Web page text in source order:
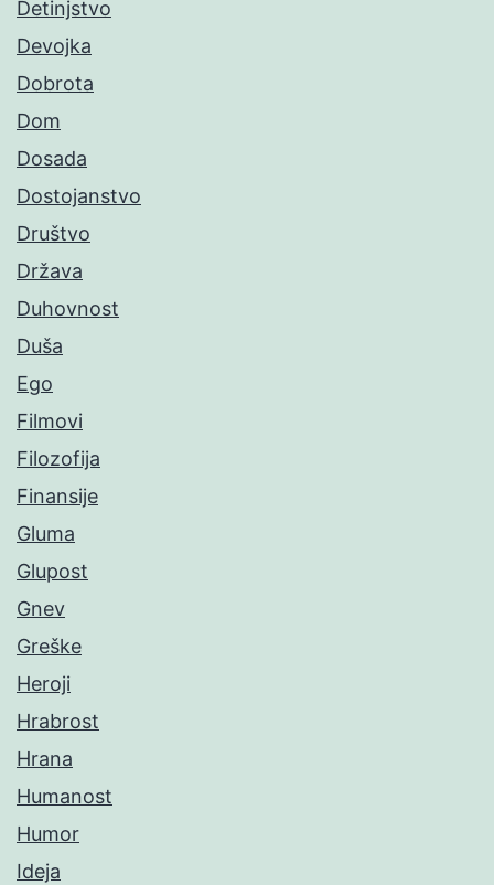
Detinjstvo
Devojka
Dobrota
Dom
Dosada
Dostojanstvo
Društvo
Država
Duhovnost
Duša
Ego
Filmovi
Filozofija
Finansije
Gluma
Glupost
Gnev
Greške
Heroji
Hrabrost
Hrana
Humanost
Humor
Ideja